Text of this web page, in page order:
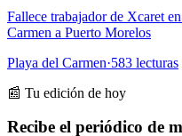
Fallece trabajador de Xcaret
Carmen a Puerto Morelos
Playa del Carmen·583 lecturas
📰 Tu edición de hoy
Recibe el periódico de